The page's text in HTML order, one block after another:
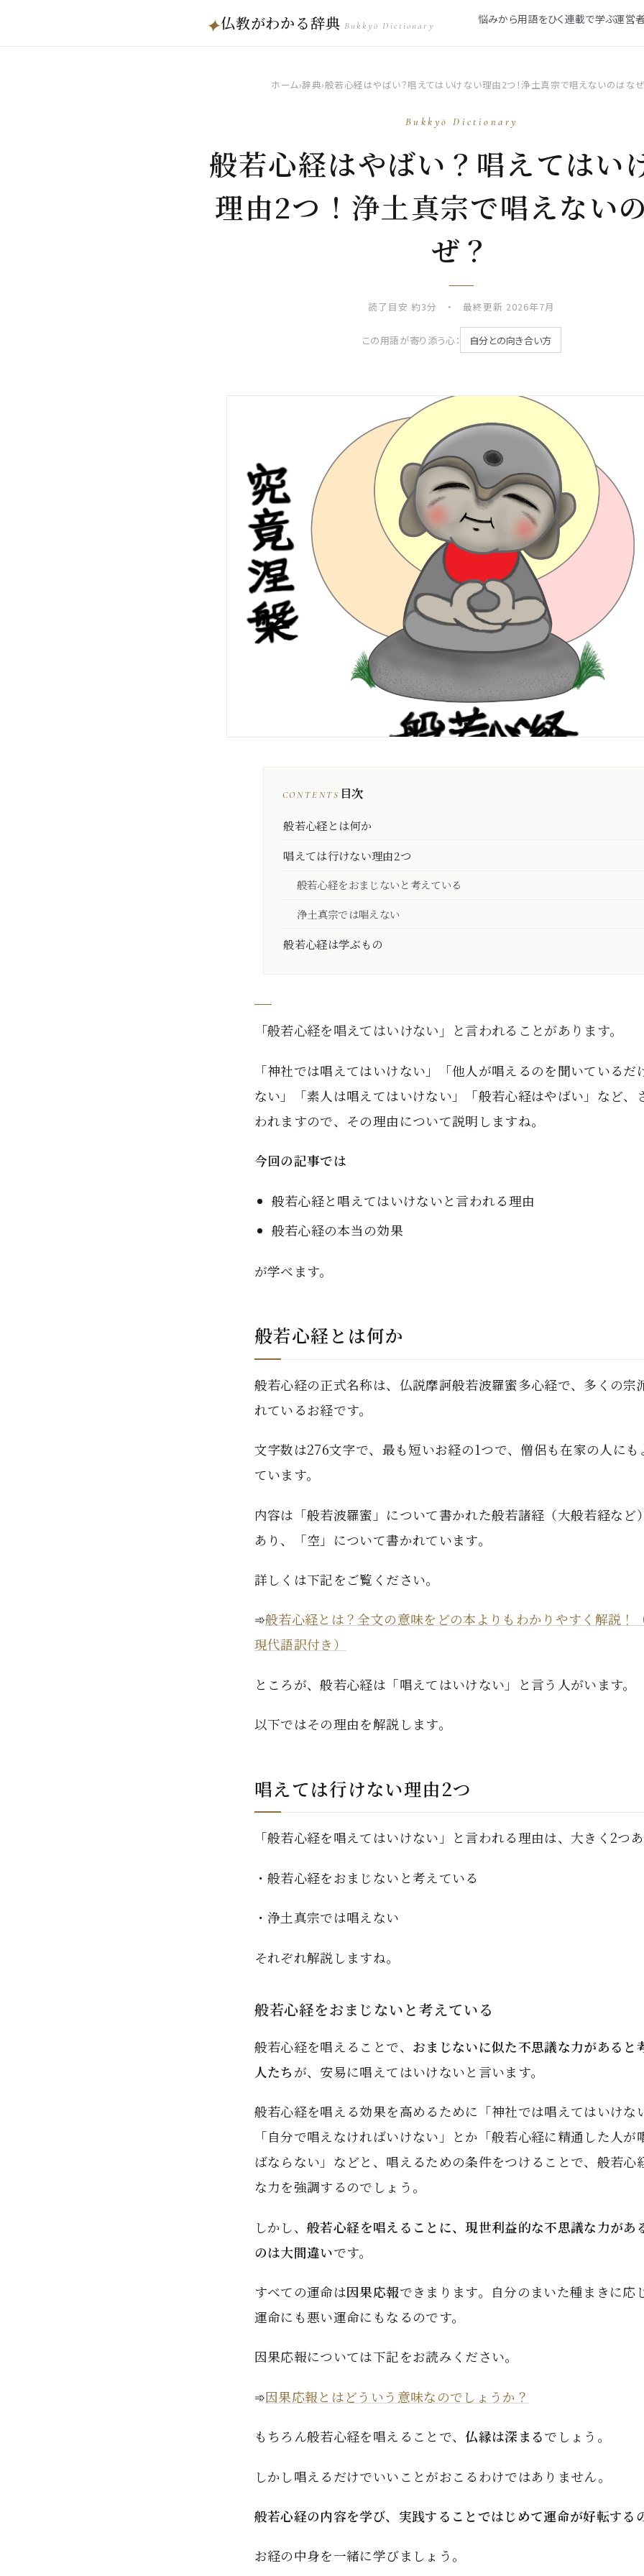
✦仏教がわかる辞典 Bukkyō Dictionary 悩みから用語をひく連載で学ぶ運営
ホーム›辞典›般若心経はやばい？唱えてはいけない理由2つ！浄土真宗で唱えないのはなぜ
Bukkyō Dictionary
般若心経はやばい？唱えてはい
理由2つ！浄土真宗で唱えない
ぜ？
読了目安 約3分 ・ 最終更新 2026年7月
この用語が寄り添う心： 自分との向き合い方
CONTENTS 目次
般若心経とは何か
唱えては行けない理由2つ
般若心経をおまじないと考えている
浄土真宗では唱えない
般若心経は学ぶもの
「般若心経を唱えてはいけない」と言われることがあります。
「神社では唱えてはいけない」「他人が唱えるのを聞いているだ
ない」「素人は唱えてはいけない」「般若心経はやばい」など、
われますので、その理由について説明しますね。
今回の記事では
般若心経と唱えてはいけないと言われる理由
般若心経の本当の効果
が学べます。
般若心経とは何か
般若心経の正式名称は、仏説摩訶般若波羅蜜多心経で、多くの宗
れているお経です。
文字数は276文字で、最も短いお経の1つで、僧侶も在家の人にも
ています。
内容は「般若波羅蜜」について書かれた般若諸経（大般若経など
あり、「空」について書かれています。
詳しくは下記をご覧ください。
➾般若心経とは？全文の意味をどの本よりもわかりやすく解説！
現代語訳付き）
ところが、般若心経は「唱えてはいけない」と言う人がいます。
以下ではその理由を解説します。
唱えては行けない理由2つ
「般若心経を唱えてはいけない」と言われる理由は、大きく2つあ
・般若心経をおまじないと考えている
・浄土真宗では唱えない
それぞれ解説しますね。
般若心経をおまじないと考えている
般若心経を唱えることで、 おまじないに似た不思議な力があると
人たち が、安易に唱えてはいけないと言います。
般若心経を唱える効果を高めるために「神社では唱えてはいけな
「自分で唱えなければいけない」とか「般若心経に精通した人が
ばならない」などと、唱えるための条件をつけることで、般若心
な力を強調するのでしょう。
しかし、般若心経を唱えることに、現世利益的な不思議な力があ
のは大間違いです。
すべての運命は因果応報できまります。自分のまいた種まきに応
運命にも悪い運命にもなるのです。
因果応報については下記をお読みください。
➾因果応報とはどういう意味なのでしょうか？
もちろん般若心経を唱えることで、 仏縁は深まるでしょう。
しかし唱えるだけでいいことがおこるわけではありません。
般若心経の内容を学び、実践することではじめて運命が好転する
お経の中身を一緒に学びましょう。